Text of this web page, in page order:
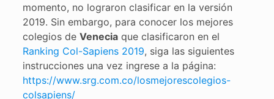
momento, no lograron clasificar en la versión
2019. Sin embargo, para conocer los mejores
colegios de Veneciaque clasificaron en el
Ranking Col-Sapiens 2019, siga las siguientes
instrucciones una vez ingrese a la página:
https://www.srg.com.co/losmejorescolegios-
colsapiens/